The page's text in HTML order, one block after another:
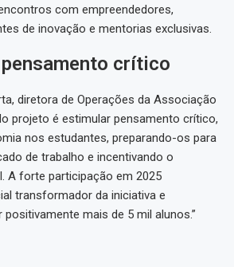
com empreendedores,
de inovação e mentorias exclusivas.
crítico
diretora de Operações da Associação
projeto é estimular pensamento crítico,
nos estudantes, preparando-os para
de trabalho e incentivando o
A forte participação em 2025
transformador da iniciativa e
mais de 5 mil alunos.”